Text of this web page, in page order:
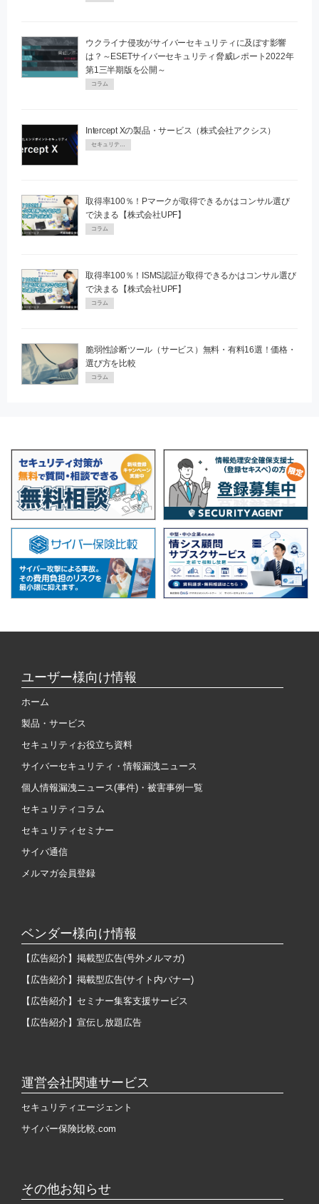
ウクライナ侵攻がサイバーセキュリティに及ぼす影響
は？～ESETサイバーセキュリティ脅威レポート2022年
第1三半期版を公開～
コラム
Intercept Xの製品・サービス（株式会社アクシス）
セキュリティPR
取得率100％！Pマークが取得できるかはコンサル選び
で決まる【株式会社UPF】
コラム
取得率100％！ISMS認証が取得できるかはコンサル選び
で決まる【株式会社UPF】
コラム
脆弱性診断ツール（サービス）無料・有料16選！価格・
選び方を比較
コラム
ユーザー様向け情報
ホーム
製品・サービス
セキュリティお役立ち資料
サイバーセキュリティ・情報漏洩ニュース
個人情報漏洩ニュース(事件)・被害事例一覧
セキュリティコラム
セキュリティセミナー
サイバ通信
メルマガ会員登録
ベンダー様向け情報
【広告紹介】掲載型広告(号外メルマガ)
【広告紹介】掲載型広告(サイト内バナー)
【広告紹介】セミナー集客支援サービス
【広告紹介】宣伝し放題広告
運営会社関連サービス
セキュリティエージェント
サイバー保険比較.com
その他お知らせ